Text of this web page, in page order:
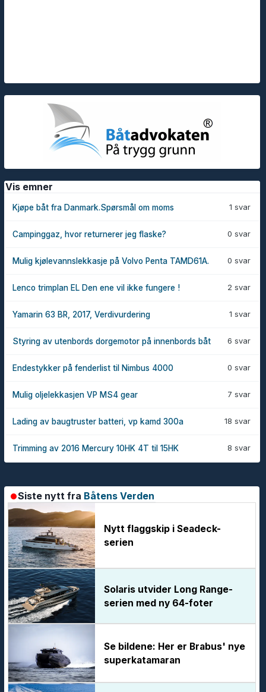
Vis emner
1 svar
Kjøpe båt fra Danmark.Spørsmål om moms
0 svar
Campinggaz, hvor returnerer jeg flaske?
0 svar
Mulig kjølevannslekkasje på Volvo Penta TAMD61A.
2 svar
Lenco trimplan EL Den ene vil ikke fungere !
1 svar
Yamarin 63 BR, 2017, Verdivurdering
6 svar
Styring av utenbords dorgemotor på innenbords båt
0 svar
Endestykker på fenderlist til Nimbus 4000
7 svar
Mulig oljelekkasjen VP MS4 gear
18 svar
Lading av baugtruster batteri, vp kamd 300a
8 svar
Trimming av 2016 Mercury 10HK 4T til 15HK
Siste nytt fra Båtens Verden
Nytt flaggskip i Seadeck-
serien
Solaris utvider Long Range-
serien med ny 64-foter
Se bildene: Her er Brabus' nye
superkatamaran